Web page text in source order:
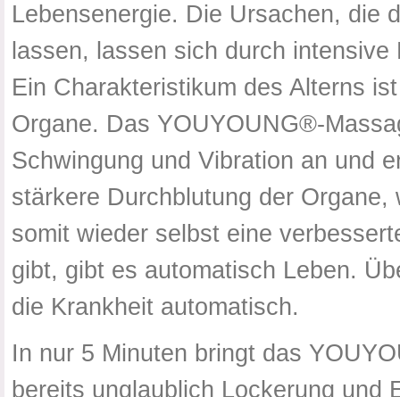
Lebensenergie. Die Ursachen, die
lassen, lassen sich durch
Ein Charakteristikum des Alterns
Organe. Das YOUYOUNG®-
Schwingung und Vibration an und
stärkere Durchblutung der
somit wieder selbst eine
gibt, gibt es automatisch Leben.
die Krankheit automatisch.
In nur 5 Minuten bringt das
bereits unglaublich Lockerung und